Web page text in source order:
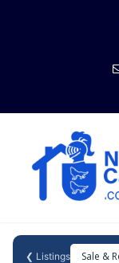
❮ Listings